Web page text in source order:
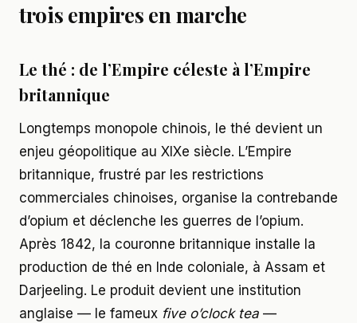
trois empires en marche
Le thé : de l’Empire céleste à l’Empire
britannique
Longtemps monopole chinois, le thé devient un
enjeu géopolitique au XIXe siècle. L’Empire
britannique, frustré par les restrictions
commerciales chinoises, organise la contrebande
d’opium et déclenche les guerres de l’opium.
Après 1842, la couronne britannique installe la
production de thé en Inde coloniale, à Assam et
Darjeeling. Le produit devient une institution
anglaise — le fameux five o’clock tea —